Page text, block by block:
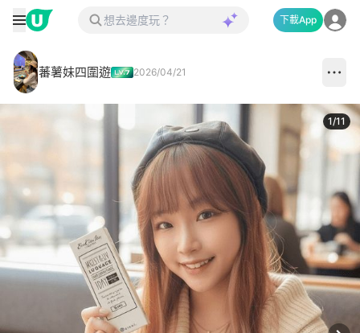
下載App
蕃薯妹四圍遊 2026/04/21
1/11